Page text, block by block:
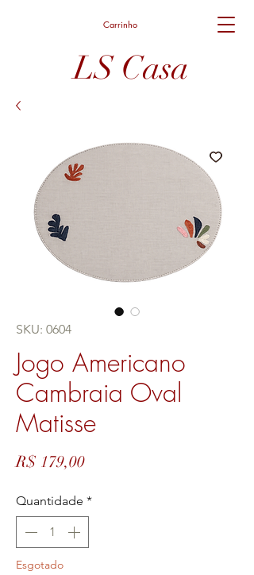
Carrinho
LS Casa
SKU: 0604
Jogo Americano
Cambraia Oval
Matisse
R$ 179,00Preço
Quantidade *
Esgotado